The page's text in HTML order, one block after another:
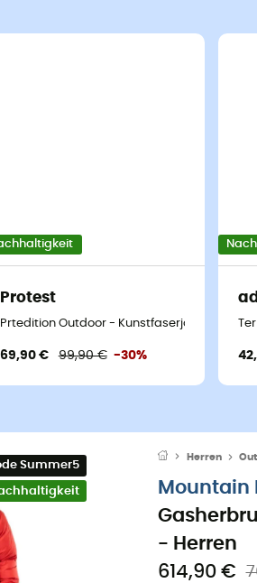
Protest
Prtedition Outdoor - Kunstfaserjacke -
69,90 € 99,90 € -30%
Summer5
Herren
Mountain
- Herren
614,90 €